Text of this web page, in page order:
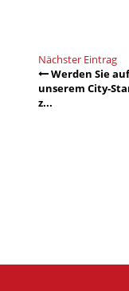
Nächster Eintrag
Werden Sie
unserem City-
z...